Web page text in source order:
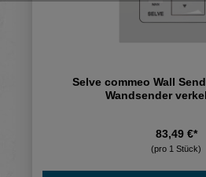
Selve commeo Wall
Wandsender
83,49 €*
(pro 1 Stück)